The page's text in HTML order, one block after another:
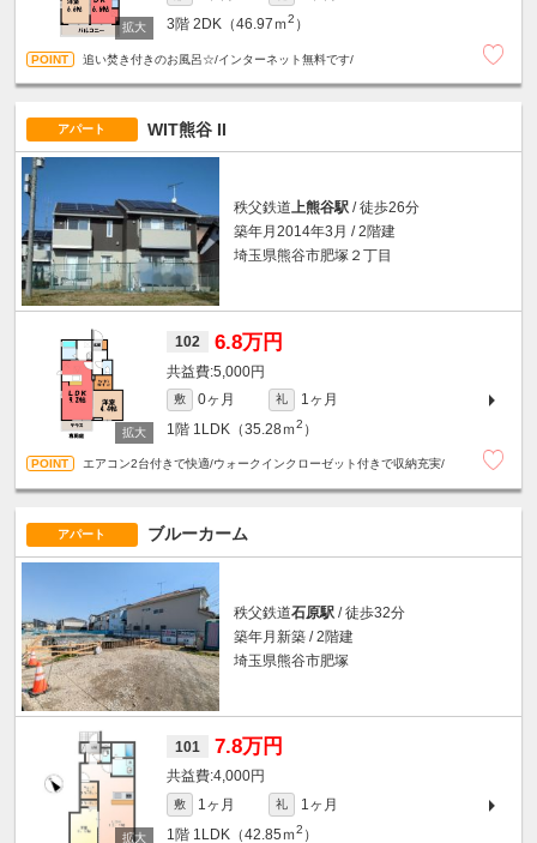
3階 2DK（46.97ｍ2 ）
追い焚き付きのお風呂☆/インターネット無料です/
アパート WIT熊谷 II
秩父鉄道上熊谷駅 / 徒歩26分
築年月2014年3月 / 2階建
埼玉県熊谷市肥塚２丁目
102 6.8万円
5,000円
敷 0ヶ月 礼
1ヶ月
1階 1LDK（35.28ｍ2 ）
エアコン2台付きで快適/ウォークインクローゼット付きで収納充実/
アパート ブルーカーム
秩父鉄道石原駅 / 徒歩32分
築年月新築 / 2階建
埼玉県熊谷市肥塚
101 7.8万円
4,000円
敷 1ヶ月 礼
1ヶ月
1階 1LDK（42.85ｍ2 ）